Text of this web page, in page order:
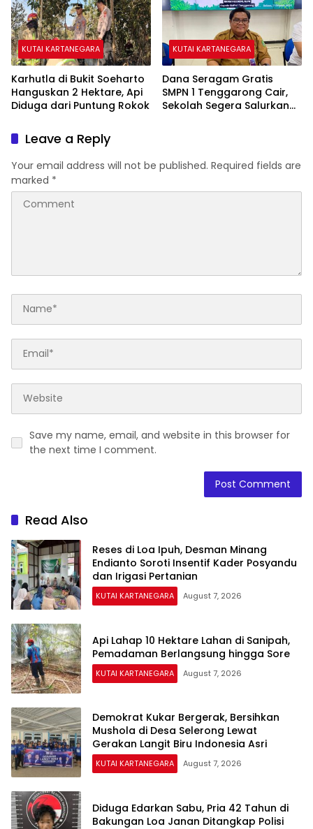
KUTAI KARTANEGARA
Karhutla di Bukit Soeharto
Hanguskan 2 Hektare, Api
Diduga dari Puntung Rokok
KUTAI KARTANEGARA
Dana Seragam Gratis
SMPN 1 Tenggarong Cair,
Sekolah Segera Salurkan
Leave a Reply
Your email address will not be published. Required fields are
marked *
Save my name, email, and website in this browser for
the next time I comment.
Read Also
Reses di Loa Ipuh, Desman Minang
Endianto Soroti Insentif Kader Posyandu
dan Irigasi Pertanian
KUTAI KARTANEGARA August 7, 2026
Api Lahap 10 Hektare Lahan di Sanipah,
Pemadaman Berlangsung hingga Sore
KUTAI KARTANEGARA August 7, 2026
Demokrat Kukar Bergerak, Bersihkan
Mushola di Desa Selerong Lewat
Gerakan Langit Biru Indonesia Asri
KUTAI KARTANEGARA August 7, 2026
Diduga Edarkan Sabu, Pria 42 Tahun di
Bakungan Loa Janan Ditangkap Polisi